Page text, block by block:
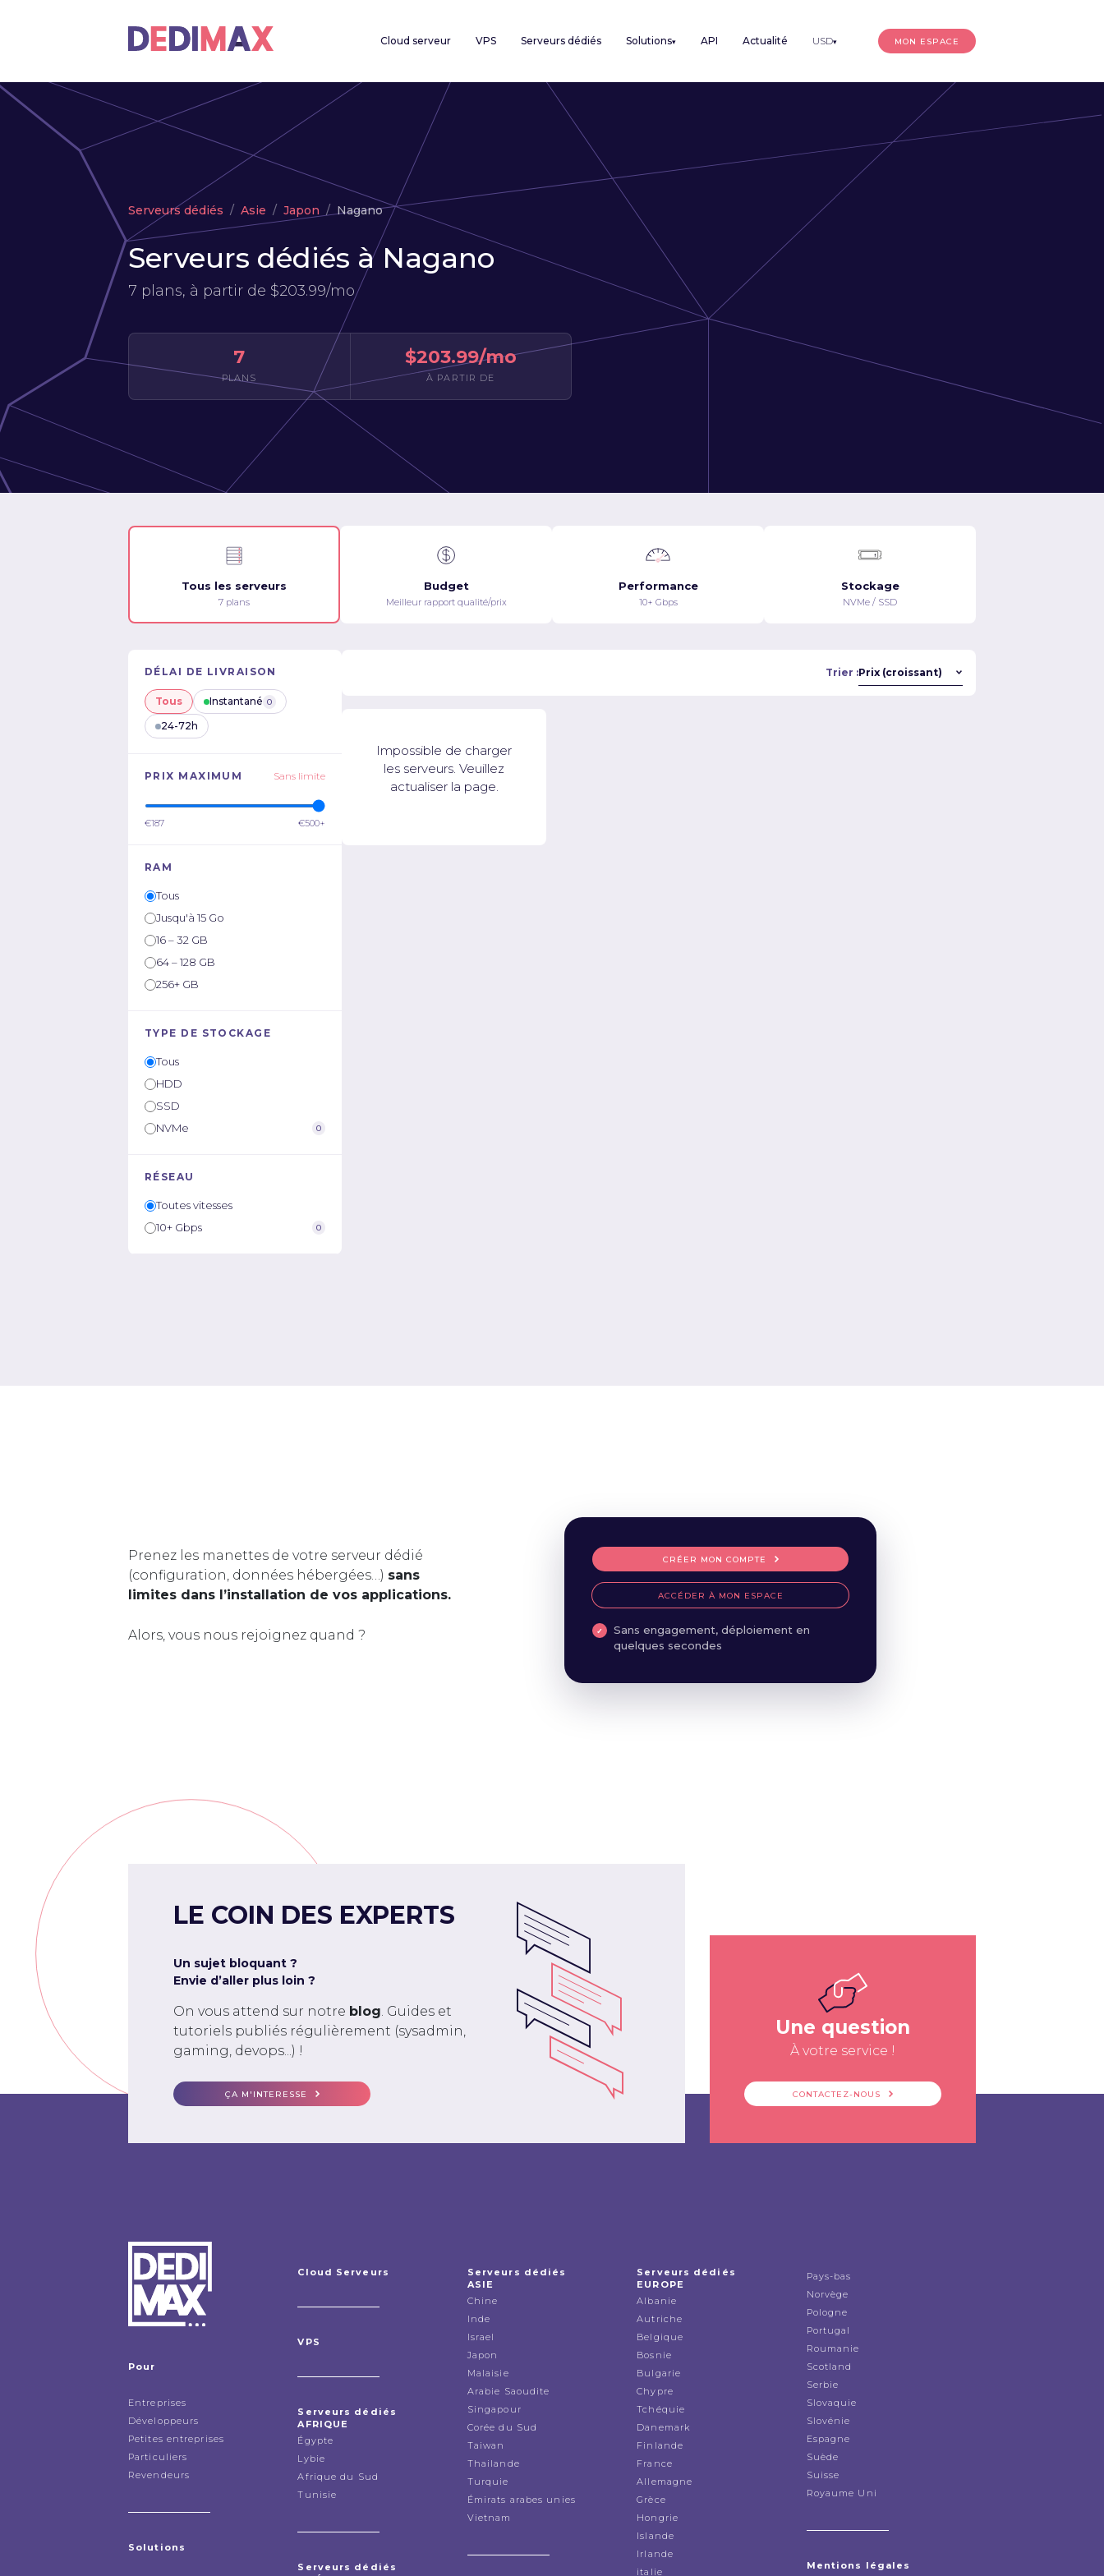
Cloud serveur VPS Serveurs dédiés Solutions▾ API Actualité USD▾ MON ESPACE
Serveurs dédiés Asie Japon Nagano
Serveurs dédiés à Nagano
7 plans, à partir de $203.99/mo
7
PLANS
$203.99/mo
À PARTIR DE
Tous les serveurs
7 plans
Budget
Meilleur rapport qualité/prix
Performance
10+ Gbps
Stockage
NVMe / SSD
DÉLAI DE LIVRAISON
Tous Instantané 0
24-72h
PRIX MAXIMUM Sans limite
€187 €500+
RAM
Tous
Jusqu'à 15 Go
16 – 32 GB
64 – 128 GB
256+ GB
TYPE DE STOCKAGE
Tous
HDD
SSD
NVMe
0
RÉSEAU
Toutes vitesses
10+ Gbps
0
Trier :
Impossible de charger
les serveurs. Veuillez
actualiser la page.
Prenez les manettes de votre serveur dédié
(configuration, données hébergées…) sans
limites dans l’installation de vos applications.
Alors, vous nous rejoignez quand ?
CRÉER MON COMPTE
ACCÉDER À MON ESPACE
Sans engagement, déploiement en
quelques secondes
LE COIN DES EXPERTS
Un sujet bloquant ?
Envie d’aller plus loin ?
On vous attend sur notre blog. Guides et
tutoriels publiés régulièrement (sysadmin,
gaming, devops...) !
ÇA M'INTERESSE
Une question
À votre service !
CONTACTEZ-NOUS
Pour
Entreprises
Développeurs
Petites entreprises
Particuliers
Revendeurs
Solutions
Cloud Serveurs
VPS
Serveurs dédiés
AFRIQUE
Égypte
Lybie
Afrique du Sud
Tunisie
Serveurs dédiés
Serveurs dédiés
ASIE
Chine
Inde
Israel
Japon
Malaisie
Arabie Saoudite
Singapour
Corée du Sud
Taiwan
Thailande
Turquie
Émirats arabes unies
Vietnam
Serveurs dédiés
EUROPE
Albanie
Autriche
Belgique
Bosnie
Bulgarie
Chypre
Tchéquie
Danemark
Finlande
France
Allemagne
Grèce
Hongrie
Islande
Irlande
italie
Pays-bas
Norvège
Pologne
Portugal
Roumanie
Scotland
Serbie
Slovaquie
Slovénie
Espagne
Suède
Suisse
Royaume Uni
Mentions légales